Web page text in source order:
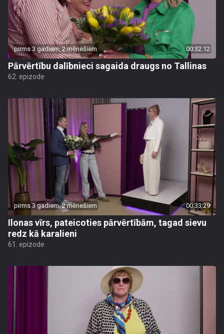
pirms 3 gadiem, 2 mēnešiem 00:32:12
Pārvērtību dalībnieci sagaida draugs no Tallinas
62. epizode
pirms 3 gadiem, 2 mēnešiem 00:33:29
Ilonas vīrs, pateicoties pārvērtībām, tagad sievu
redz kā karalieni
61. epizode